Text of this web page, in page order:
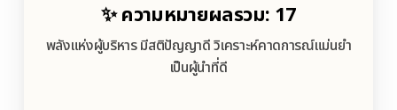
✨ ความหมายผลรวม: 17
พลังแห่งผู้บริหาร มีสติปัญญาดี วิเคราะห์คาดการณ์แม่นยำ
เป็นผู้นำที่ดี